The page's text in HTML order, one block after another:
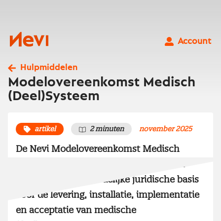
Nevi
Account
Hulpmiddelen
Modelovereenkomst Medisch
(Deel)Systeem
artikel 2 minuten november 2025
De Nevi Modelovereenkomst Medisch
(Deel)Systeem biedt zorginstellingen en
leveranciers een duidelijke juridische basis
voor de levering, installatie, implementatie
en acceptatie van medische